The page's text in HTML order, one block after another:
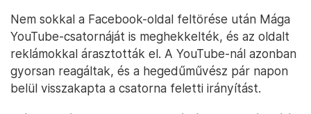
Nem sokkal a Facebook-oldal feltörése után Mága
YouTube-csatornáját is meghekkelték, és az oldalt
reklámokkal árasztották el. A YouTube-nál azonban
gyorsan reagáltak, és a hegedűművész pár napon
belül visszakapta a csatorna feletti irányítást.